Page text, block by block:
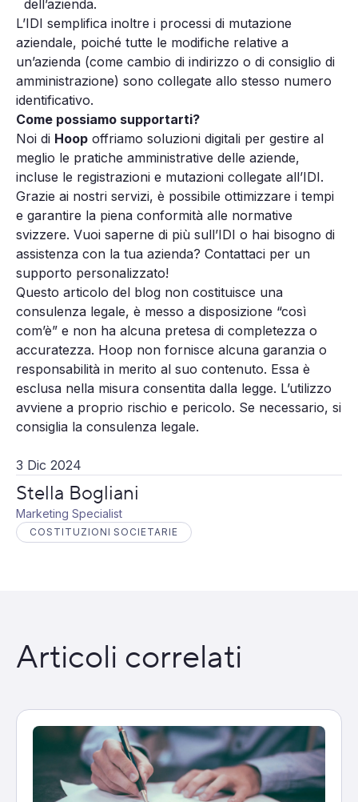
3 Dic 2024
Stella Bogliani
Marketing Specialist
COSTITUZIONI SOCIETARIE
dell’azienda.
L’IDI semplifica inoltre i processi di mutazione
aziendale, poiché tutte le modifiche relative a
un’azienda (come cambio di indirizzo o di consiglio di
amministrazione) sono collegate allo stesso numero
identificativo.
Come possiamo supportarti?
Noi di Hoop offriamo soluzioni digitali per gestire al
meglio le pratiche amministrative delle aziende,
incluse le registrazioni e mutazioni collegate all’IDI.
Grazie ai nostri servizi, è possibile ottimizzare i tempi
e garantire la piena conformità alle normative
svizzere. Vuoi saperne di più sull’IDI o hai bisogno di
assistenza con la tua azienda? Contattaci per un
supporto personalizzato!
Questo articolo del blog non costituisce una
consulenza legale, è messo a disposizione “così
com’è” e non ha alcuna pretesa di completezza o
accuratezza. Hoop non fornisce alcuna garanzia o
responsabilità in merito al suo contenuto. Essa è
esclusa nella misura consentita dalla legge. L’utilizzo
avviene a proprio rischio e pericolo. Se necessario, si
consiglia la consulenza legale.
Articoli correlati